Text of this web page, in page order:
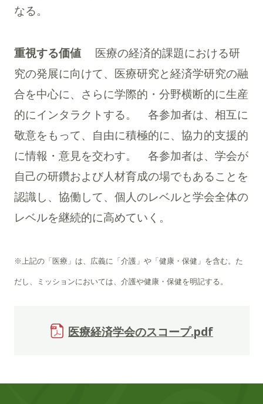
なる。
重視する価値医療の経済的課題における研
究の発展に向けて、医療研究と経済学研究の融
合を中心に、さらに学際的・分野横断的に生産
的にインタラクトする。 各参加者は、相互に
敬意をもって、自由に積極的に、協力的支援的
に情報・意見を交わす。 各参加者は、学会が
自己の研鑽および人材育成の場でもあることを
認識し、協働して、個人のレベルと学会全体の
レベルを継続的に高めていく。
※上記の「医療」は、広義に「介護」や「健康・保健」を含む。た
だし、ミッションにおいては、介護や健康・保健を明記する。
医療経済学会のスコープ.pdf